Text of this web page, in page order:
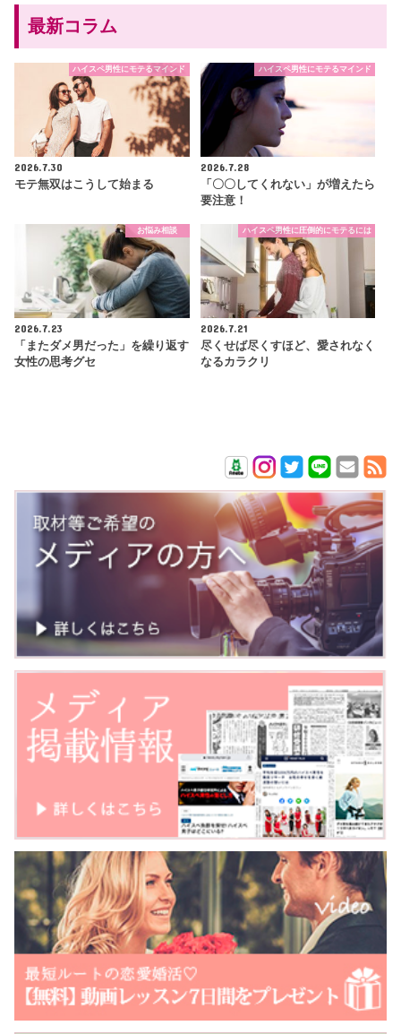
最新コラム
ハイスペ男性にモテるマインド
2026.7.30
モテ無双はこうして始まる
ハイスペ男性にモテるマインド
2026.7.28
「〇〇してくれない」が増えたら
要注意！
お悩み相談
2026.7.23
「またダメ男だった」を繰り返す
女性の思考グセ
ハイスペ男性に圧倒的にモテるには
2026.7.21
尽くせば尽くすほど、愛されなく
なるカラクリ